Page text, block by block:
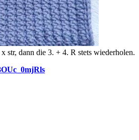
str, dann die 3. + 4. R stets wiederholen.